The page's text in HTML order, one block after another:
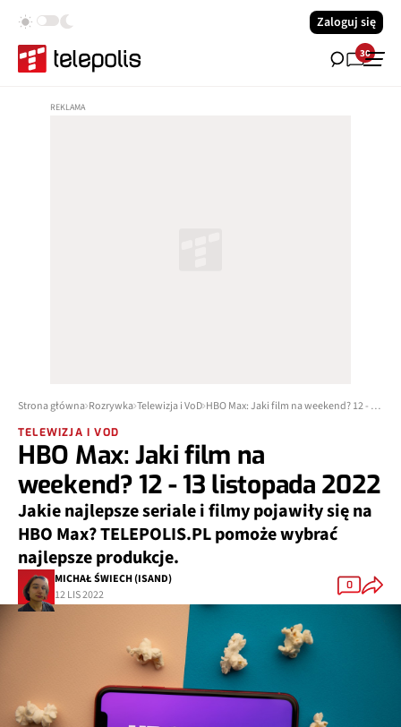
Zaloguj się
30
Strona główna Rozrywka Telewizja i VoD HBO Max: Jaki film na weekend? 12 - 13 listopada 2022
TELEWIZJA I VOD
HBO Max: Jaki film na
weekend? 12 - 13 listopada 2022
Jakie najlepsze seriale i filmy pojawiły się na
HBO Max? TELEPOLIS.PL pomoże wybrać
najlepsze produkcje.
MICHAŁ ŚWIECH (ISAND)
12 LIS 2022
0